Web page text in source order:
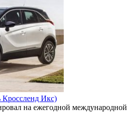
Кроссленд Икс)
на ежегодной международной